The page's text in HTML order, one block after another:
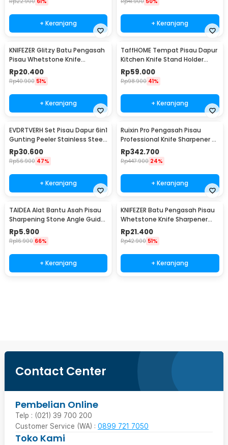
+ Keranjang + Keranjang
KNIFEZER Glitzy Batu Pengasah
Pisau Whetstone Knife
Sharpener 1000/3000 - Wkss-
02
Rp20.400
Rp40.900 51%
+ Keranjang
TaffHOME Tempat Pisau Dapur
Kitchen Knife Stand Holder
Stainless Steel - SUS430
Rp59.000
Rp98.900 41%
+ Keranjang
EVDRTVERH Set Pisau Dapur 6in1
Gunting Peeler Stainless Steel
- ER-0278
Rp30.600
Rp56.900 47%
+ Keranjang
Ruixin Pro Pengasah Pisau
Professional Knife Sharpener -
RX-008
Rp342.700
Rp447.900 24%
+ Keranjang
TAIDEA Alat Bantu Asah Pisau
Sharpening Stone Angle Guide
- TG1091
Rp5.900
Rp16.900 66%
+ Keranjang
KNIFEZER Batu Pengasah Pisau
Whetstone Knife Sharpener
240/800 - Wkss-03
Rp21.400
Rp42.900 51%
+ Keranjang
Contact Center
Pembelian Online
Telp : (021) 39 700 200
Customer Service (WA) : 0899 721 7050
Toko Kami